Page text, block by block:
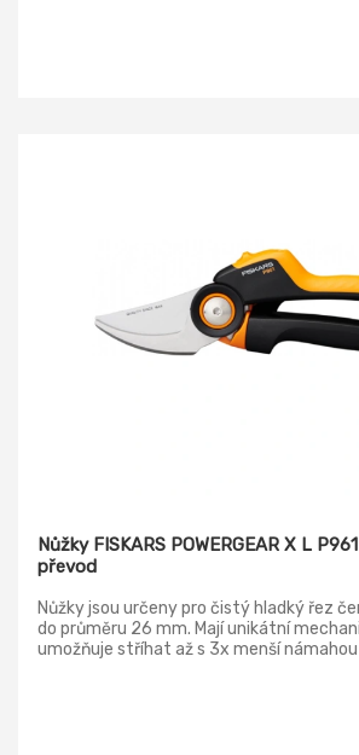
Nůžky FISKARS POWERGEAR X L
převod
Nůžky jsou určeny pro čistý hladký řez
do průměru 26 mm. Mají unikátní
umožňuje stříhat až s 3x menší
čepel je potažená nepřilnavou vrstvou,
chrání čepel před korozí. Tím je